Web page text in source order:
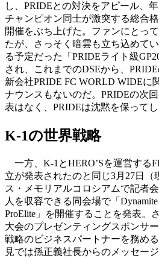
し、PRIDEとの対決をアピール、
チャンピオン同士が激突する総合
開催をぶち上げた。ファンにとっ
たが、さっそく暗雲も立ち込めて
る予定だった「PRIDEライト級
され、これまでのDSEから、
新会社PRIDE FC WORLD WIDEに
ナウンスもないのだ。PRIDEの次
表はなく、PRIDEは沈黙を保ってし
K-1の世界戦略
一方、K-1とHERO’Sを運営する
立が発表されたのと同じ3月27日
ス・メモリアルコロシアムで記者
人を収容できる同会場で「
ProElite」を開催することを発表。
大会のプレゼンティングスポンサ
戦略のビジネスパートナーを務め
見では孫正義社長からのメッセー